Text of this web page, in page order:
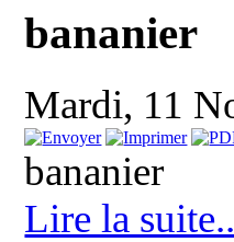
bananier
Mardi, 11
bananier
Lire la